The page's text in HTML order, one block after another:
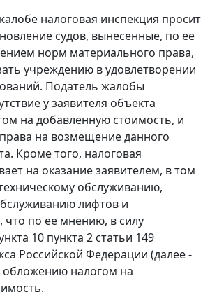
налоговая инспекция просит
судов, вынесенные, по ее
норм материального права,
учреждению в удовлетворении
Податель жалобы
у заявителя объекта
на добавленную стоимость, и
на возмещение данного
Кроме того, налоговая
на оказание заявителем, в том
обслуживанию,
лифтов и
что по ее мнению, в силу
10 пункта 2 статьи 149
Российской Федерации (далее -
налогом на